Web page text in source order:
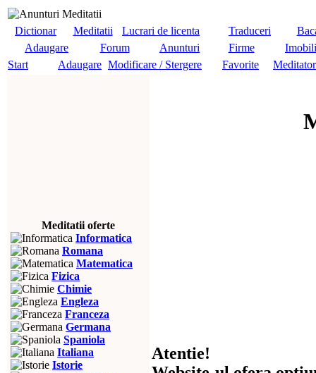
Dictionar Meditatii Lucrari de licenta Traduceri
Adaugare
Forum Anunturi Firme
Start
Adaugare Modificare / Stergere Favorite
Meditatii oferte
Informatica
Romana
Matematica
Fizica
Chimie
Engleza
Franceza
Germana
Spaniola
Italiana
Istorie
Atentie!